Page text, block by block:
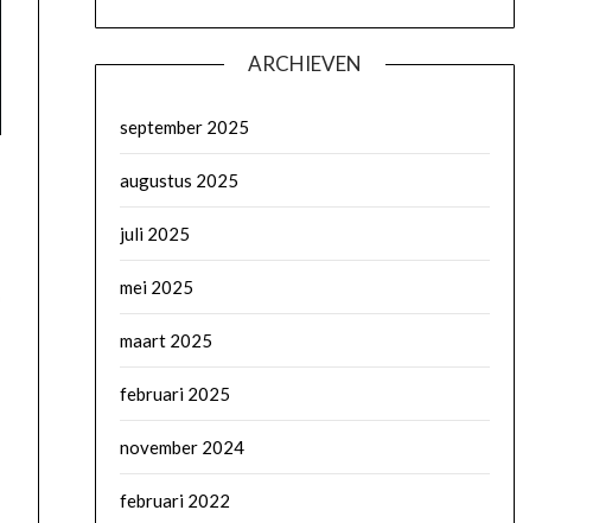
ARCHIEVEN
september 2025
augustus 2025
juli 2025
mei 2025
maart 2025
februari 2025
november 2024
februari 2022